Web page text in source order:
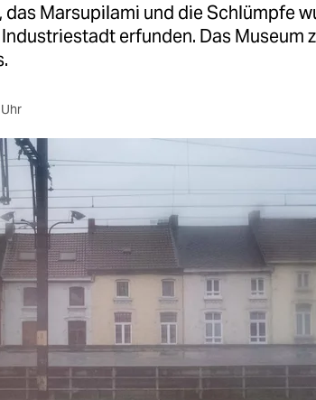
das Marsupilami und die Schlümpfe
erfunden. Das Museum